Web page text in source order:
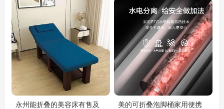
永州能折叠的美容床有售及
美的可折叠泡脚桶家用便携